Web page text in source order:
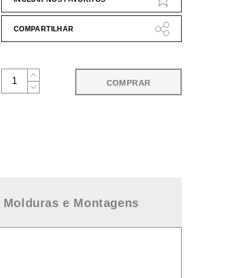
COMPARTILHAR
COMPRAR
Molduras e Montagens